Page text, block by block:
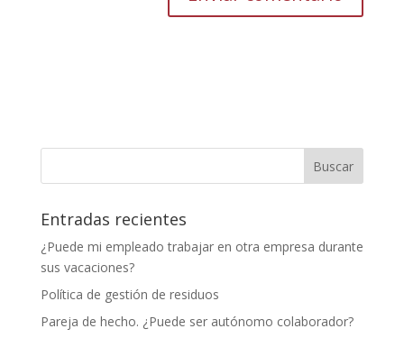
Entradas recientes
¿Puede mi empleado trabajar en otra empresa durante
sus vacaciones?
Política de gestión de residuos
Pareja de hecho. ¿Puede ser autónomo colaborador?